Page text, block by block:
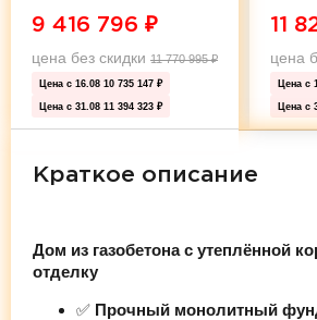
9 416 796 ₽
цена без скидки 11 770 995₽
Цена с 16.08 10 735 147 ₽
Цена с 31.08 11 394 323 ₽
11
цена
Цена с
Цена с
Краткое описание
Дом из газобетона с утеплённой
отделку
✅ Прочный монолитный